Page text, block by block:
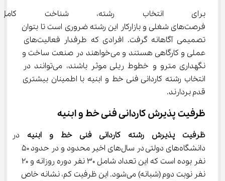
برای انتخاب رشته، شناخت
فرصت‌های شغلی و بازارکار این رشته ضروری است تا بتوان
تصمیمی آگاهانه گرفت. افرادی که طرفدار فعالیت‌های
عملی و کارگاهی هستند و می‌خواهند در صنعت ساخت و
نگهداری مترو و خطوط ریلی موثر باشند، می‌توانند در
انتخاب رشته کاردانی فنی خط و ابنیه با اطمینان بیشتری
قدم بردارند.
ظرفیت پذیرش کاردانی فنی خط و ابنیه
ظرفیت پذیرش رشته کاردانی فنی خط و ابنیه در
نفر نوبت دوم (شبانه) می‌شود. این ظرفیت کم، نشانه خاص